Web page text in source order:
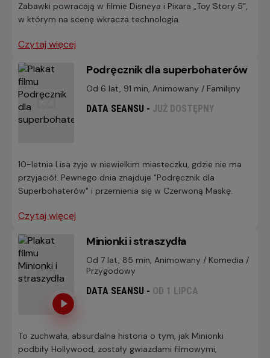
Zabawki powracają w filmie Disneya i Pixara „Toy Story 5”,
w którym na scenę wkracza technologia.
Czytaj więcej
Podręcznik dla superbohaterów
Od 6 lat, 91 min, Animowany / Familijny
DATA SEANSU - JUŻ DOSTĘPNY
10-letnia Lisa żyje w niewielkim miasteczku, gdzie nie ma
przyjaciół. Pewnego dnia znajduje "Podręcznik dla
Superbohaterów" i przemienia się w Czerwoną Maskę.
Czytaj więcej
Minionki i straszydła
Od 7 lat, 85 min, Animowany / Komedia /
Przygodowy
DATA SEANSU - OD 1 LIPCA
To zuchwała, absurdalna historia o tym, jak Minionki
podbiły Hollywood, zostały gwiazdami filmowymi,